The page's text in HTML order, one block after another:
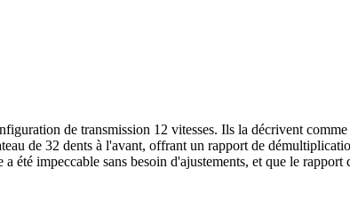
de transmission 12 vitesses. Ils la décrivent comme
de 32 dents à l'avant, offrant un rapport de
impeccable sans besoin d'ajustements, et que le